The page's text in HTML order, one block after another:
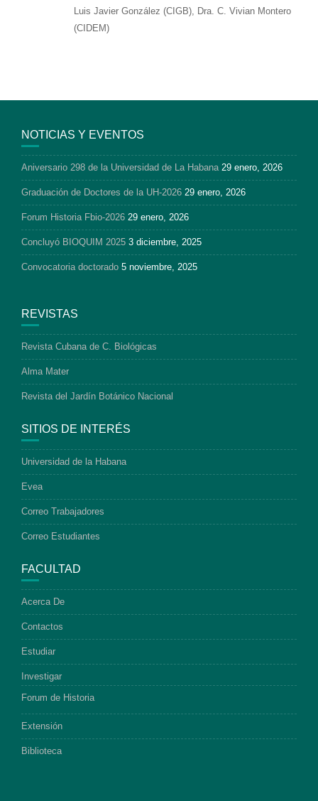
Luis Javier González (CIGB), Dra. C. Vivian Montero
(CIDEM)
NOTICIAS Y EVENTOS
Aniversario 298 de la Universidad de La Habana 29 enero, 2026
Graduación de Doctores de la UH-2026 29 enero, 2026
Forum Historia Fbio-2026 29 enero, 2026
Concluyó BIOQUIM 2025 3 diciembre, 2025
Convocatoria doctorado 5 noviembre, 2025
REVISTAS
Revista Cubana de C. Biológicas
Alma Mater
Revista del Jardín Botánico Nacional
SITIOS DE INTERÉS
Universidad de la Habana
Evea
Correo Trabajadores
Correo Estudiantes
FACULTAD
Acerca De
Contactos
Estudiar
Investigar
Forum de Historia
Extensión
Biblioteca